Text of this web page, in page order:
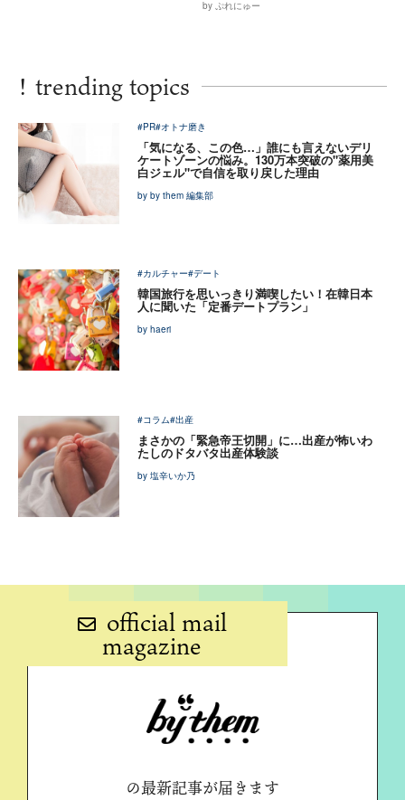
by ぷれにゅー
! trending topics
#PR#オトナ磨き
「気になる、この色…」誰にも言えないデリ
ケートゾーンの悩み。130万本突破の"薬用美
白ジェル"で自信を取り戻した理由
by by them 編集部
#カルチャー#デート
韓国旅行を思いっきり満喫したい！在韓日本
人に聞いた「定番デートプラン」
by haeri
#コラム#出産
まさかの「緊急帝王切開」に…出産が怖いわ
たしのドタバタ出産体験談
by 塩辛いか乃
official mail
magazine
の最新記事が届きます